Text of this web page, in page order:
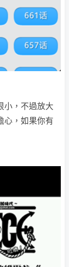
小，不過放大
心，如果你有